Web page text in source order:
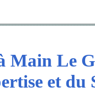
Main Le
et du